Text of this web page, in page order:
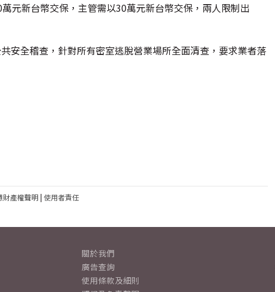
元新台幣交保，主管需以30萬元新台幣交保，兩人限制出
安全稽查，針對所有密室逃脫營業場所全面清查，要求業者落
財產權聲明| 使用者責任
關於我們
廣告查詢
使用條款及細則